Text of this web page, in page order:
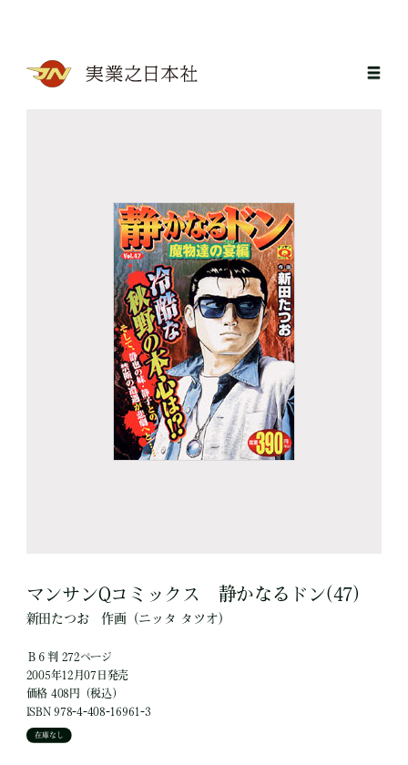
マンサンQコミックス 静かなるドン(47)
新田たつお 作画 （ニッタ タツオ）
Ｂ６判 272ページ
2005年12月07日発売
価格 408円（税込）
ISBN 978-4-408-16961-3
在庫なし